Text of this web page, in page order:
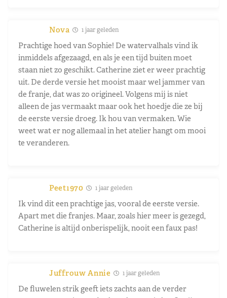
Nova 1 jaar geleden
Prachtige hoed van Sophie! De watervalhals vind ik
inmiddels afgezaagd, en als je een tijd buiten moet
staan niet zo geschikt. Catherine ziet er weer prachtig
uit. De derde versie het mooist maar wel jammer van
de franje, dat was zo origineel. Volgens mij is niet
alleen de jas vermaakt maar ook het hoedje die ze bij
de eerste versie droeg. Ik hou van vermaken. Wie
weet wat er nog allemaal in het atelier hangt om mooi
te veranderen.
Peet1970 1 jaar geleden
Ik vind dit een prachtige jas, vooral de eerste versie.
Apart met die franjes. Maar, zoals hier meer is gezegd,
Catherine is altijd onberispelijk, nooit een faux pas!
Juffrouw Annie 1 jaar geleden
De fluwelen strik geeft iets zachts aan de verder